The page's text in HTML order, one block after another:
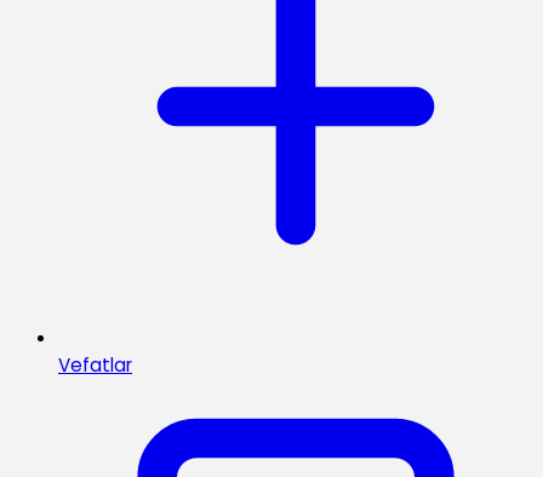
Vefatlar